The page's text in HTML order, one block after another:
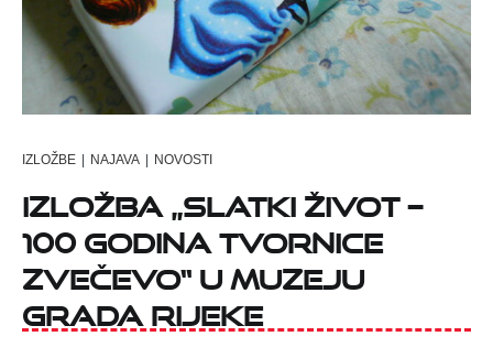
IZLOŽBE | NAJAVA | NOVOSTI
Izložba „Slatki život –
100 godina tvornice
Zvečevo“ u Muzeju
grada Rijeke